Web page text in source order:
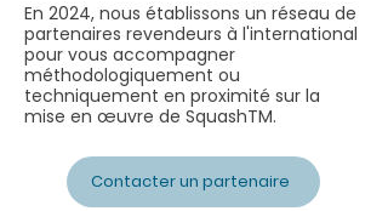
En 2024, nous établissons un réseau de
partenaires revendeurs à l'international
pour vous accompagner
méthodologiquement ou
techniquement en proximité sur la
mise en œuvre de SquashTM.
Contacter un partenaire